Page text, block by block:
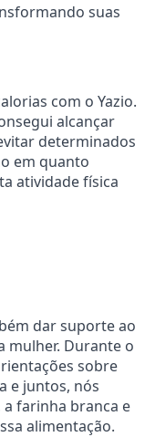
suas
com o Yazio.
alcançar
determinados
em quanto
atividade física
dar suporte ao
mulher. Durante o
sobre
e juntos, nós
farinha branca e
alimentação.